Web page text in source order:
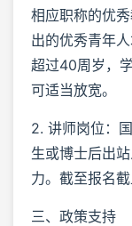
相应职称的优
出的优秀青年
超过40周岁，
可适当放宽。
2. 讲师岗位：
生或博士后出
力。截至报名
三、政策支持